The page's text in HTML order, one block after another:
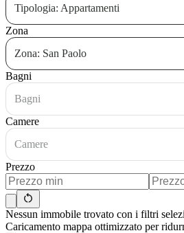
Tipologia: Appartamenti
Zona
Zona: San Paolo
Bagni
Bagni
Camere
Camere
Prezzo
Nessun immobile trovato con i filtri
Caricamento mappa ottimizzato per